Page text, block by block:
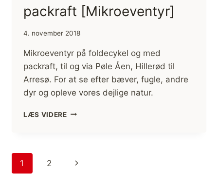
packraft [Mikroeventyr]
4. november 2018
Mikroeventyr på foldecykel og med
packraft, til og via Pøle Åen, Hillerød til
Arresø. For at se efter bæver, fugle, andre
dyr og opleve vores dejlige natur.
LÆS VIDEREPØLE
[MIKROEVENTYR]
Side
1 2
Næste